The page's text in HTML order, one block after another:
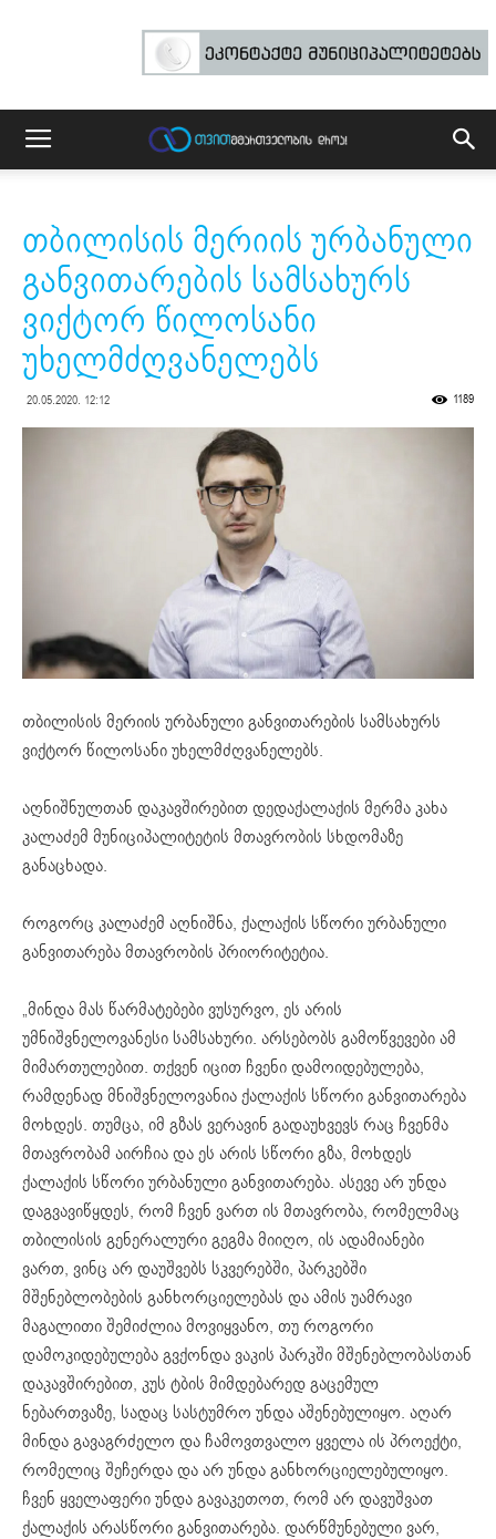
თბილისის მერიის ურბანული
განვითარების სამსახურს
ვიქტორ წილოსანი
უხელმძღვანელებს
20.05.2020. 12:12 1189
თბილისის მერიის ურბანული განვითარების სამსახურს
ვიქტორ წილოსანი უხელმძღვანელებს.
აღნიშნულთან დაკავშირებით დედაქალაქის მერმა კახა
კალაძემ მუნიციპალიტეტის მთავრობის სხდომაზე
განაცხადა.
როგორც კალაძემ აღნიშნა, ქალაქის სწორი ურბანული
განვითარება მთავრობის პრიორიტეტია.
„მინდა მას წარმატებები ვუსურვო, ეს არის
უმნიშვნელოვანესი სამსახური. არსებობს გამოწვევები ამ
მიმართულებით. თქვენ იცით ჩვენი დამოიდებულება,
რამდენად მნიშვნელოვანია ქალაქის სწორი განვითარება
მოხდეს. თუმცა, იმ გზას ვერავინ გადაუხვევს რაც ჩვენმა
მთავრობამ აირჩია და ეს არის სწორი გზა, მოხდეს
ქალაქის სწორი ურბანული განვითარება. ასევე არ უნდა
დაგვავიწყდეს, რომ ჩვენ ვართ ის მთავრობა, რომელმაც
თბილისის გენერალური გეგმა მიიღო, ის ადამიანები
ვართ, ვინც არ დაუშვებს სკვერებში, პარკებში
მშენებლობების განხორციელებას და ამის უამრავი
მაგალითი შემიძლია მოვიყვანო, თუ როგორი
დამოკიდებულება გვქონდა ვაკის პარკში მშენებლობასთან
დაკავშირებით, კუს ტბის მიმდებარედ გაცემულ
ნებართვაზე, სადაც სასტუმრო უნდა აშენებულიყო. აღარ
მინდა გავაგრძელო და ჩამოვთვალო ყველა ის პროექტი,
რომელიც შეჩერდა და არ უნდა განხორციელებულიყო.
ჩვენ ყველაფერი უნდა გავაკეთოთ, რომ არ დავუშვათ
ქალაქის არასწორი განვითარება. დარწმუნებული ვარ,